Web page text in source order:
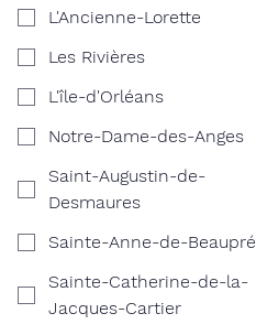
L'Ancienne-Lorette
Les Rivières
L'île-d'Orléans
Notre-Dame-des-Anges
Saint-Augustin-de-
Desmaures
Sainte-Anne-de-Beaupré
Sainte-Catherine-de-la-
Jacques-Cartier